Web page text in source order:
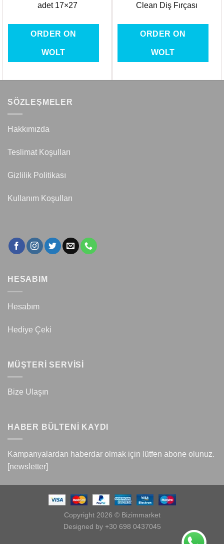
adet 17×27
ORDER ON
WOLT
Clean Diş Fırçası
ORDER ON
WOLT
SÖZLEŞMELER
Hakkımızda
Teslimat Koşulları
Gizlilik Politikası
Kullanım Koşulları
HESABIM
Hesabım
Hediye Çeki
MÜŞTERİ SERVİSİ
Bize Ulaşın
HABER BÜLTENİ KAYDI
Kampanyalardan haberdar olmak için lütfen abone olunuz.
[newsletter]
Copyright 2026 © Bizimmarket
Designed by +30 698 0437045